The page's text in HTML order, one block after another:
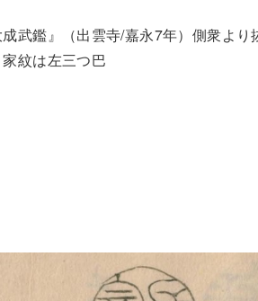
成武鑑』（出雲寺/嘉永7年）側衆より
紋は左三つ巴